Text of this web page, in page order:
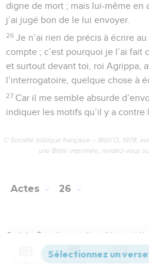
digne de mort ; mais lui-même en
j’ai jugé bon de le lui envoyer.
26 Je n’ai rien de précis à écrire
compte ; c’est pourquoi je l’ai fait
et surtout devant toi, roi Agrippa,
l’interrogatoire, quelque chose à
27 Car il me semble absurde
indiquer les motifs qu’il y a contre
© Société biblique française – Bibli’O, 1978,
une Bible imprimée, rendez-vous
Actes 26
Seuls les Évangiles sont disponibles en vidéo
Paul présente sa
Versions Commentaires